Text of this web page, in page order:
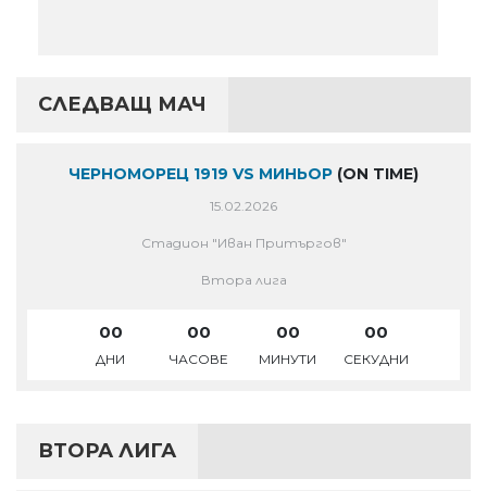
СЛЕДВАЩ МАЧ
ЧЕРНОМОРЕЦ 1919 VS МИНЬОР (ON TIME)
15.02.2026
Стадион "Иван Притъргов"
Втора лига
00
ДНИ
00
ЧАСОВЕ
00
МИНУТИ
00
СЕКУДНИ
ВТОРА ЛИГА